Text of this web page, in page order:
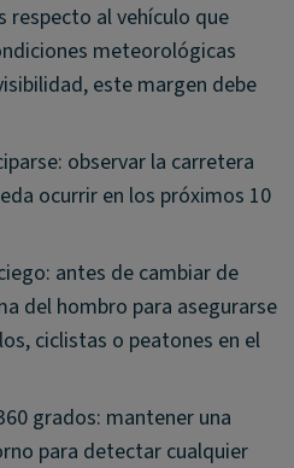
respecto al vehículo que
meteorológicas
este margen debe
observar la carretera
ocurrir en los próximos 10
antes de cambiar de
del hombro para asegurarse
ciclistas o peatones en el
grados: mantener una
para detectar cualquier